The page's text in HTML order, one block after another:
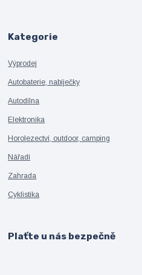
Kategorie
Výprodej
Autobaterie, nabíječky
Autodílna
Elektronika
Horolezectví, outdoor, camping
Nářadí
Zahrada
Cyklistika
Plaťte u nás bezpečně